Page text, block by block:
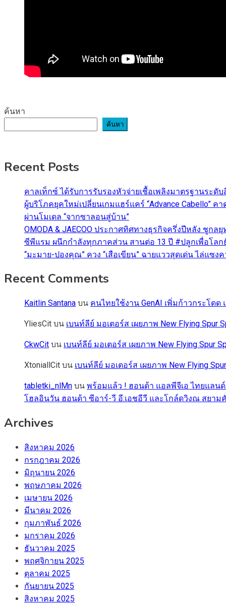
ค้นหา
ค้นหา
Recent Posts
คาลเท็กซ์ ได้รับการรับรองหัวจ่ายเชื้อเพลิงมาตรฐานร
ผู้บริโภคยุคใหม่เปลี่ยนเกมแฮร์แคร์ “Advance
ผ่านโมเดล “จากซาลอนสู่บ้าน”
OMODA & JAECOO ประกาศทิศทางธุรกิจครึ่งปีหลัง ชูกล
ซีพีแรม ผนึกกำลังทุกภาคส่วน สานต่อ 13 ปี #ปลูกเพื่อโลก
“มะมาย-ปองคุณ” ควง “เสือเขียน” ฉายแววสุดเด่น ไล่แ
Recent Comments
Kaitlin Santana บน คนไทยใช้งาน GenAI เพิ่มก้าวกระโด
YliesCit บน เบนท์ลีย์ มอเตอร์ส เผยภาพ New Flying
CkwCit บน เบนท์ลีย์ มอเตอร์ส เผยภาพ New Flying Spur
XtoniallCit บน เบนท์ลีย์ มอเตอร์ส เผยภาพ New Flying
tabletki_nlMn บน พร้อมแล้ว ! ฮอนด้า แอลพีจีเอ ไทยแลนด์
โฮลอินวัน ฮอนด้า ซีอาร์-วี อี:เอชอีวี และโกล์ดวิงณ สยา
Archives
สิงหาคม 2026
กรกฎาคม 2026
มิถุนายน 2026
พฤษภาคม 2026
เมษายน 2026
มีนาคม 2026
กุมภาพันธ์ 2026
มกราคม 2026
ธันวาคม 2025
พฤศจิกายน 2025
ตุลาคม 2025
กันยายน 2025
สิงหาคม 2025